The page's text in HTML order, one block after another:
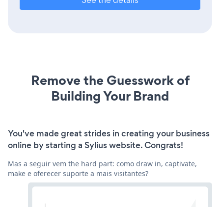
Remove the Guesswork of
Building Your Brand
You've made great strides in creating your business
online by starting a Sylius website. Congrats!
Mas a seguir vem the hard part: como draw in, captivate,
make e oferecer suporte a mais visitantes?